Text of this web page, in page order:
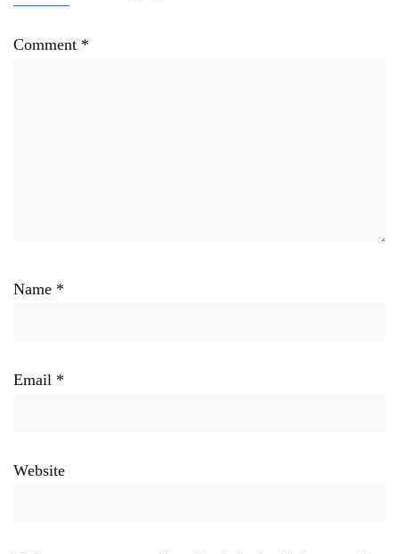
Comment *
Name *
Email *
Website